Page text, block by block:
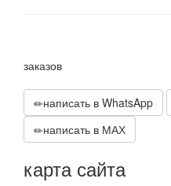
заказов
написать в WhatsApp
написать в МАХ
карта сайта